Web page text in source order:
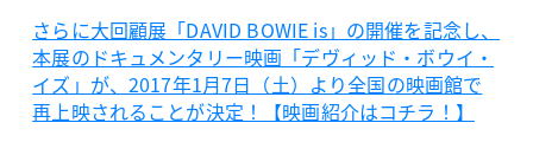
さらに大回顧展「DAVID BOWIE is」の開催を記念し、
本展のドキュメンタリー映画「デヴィッド・ボウイ・
イズ」が、2017年1月7日（土）より全国の映画館で
再上映されることが決定！【映画紹介はコチラ！】